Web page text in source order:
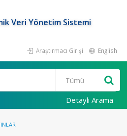
Veri Yönetim Sistemi
Araştırmacı Girişi English
Detaylı Arama